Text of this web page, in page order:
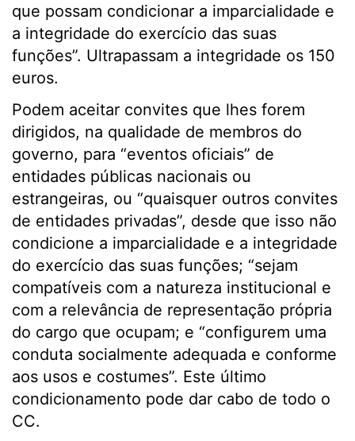
que possam condicionar a imparcialidade e
a integridade do exercício das suas
funções”. Ultrapassam a integridade os 150
euros.
Podem aceitar convites que lhes forem
dirigidos, na qualidade de membros do
governo, para “eventos oficiais” de
entidades públicas nacionais ou
estrangeiras, ou “quaisquer outros convites
de entidades privadas”, desde que isso não
condicione a imparcialidade e a integridade
do exercício das suas funções; “sejam
compatíveis com a natureza institucional e
com a relevância de representação própria
do cargo que ocupam; e “configurem uma
conduta socialmente adequada e conforme
aos usos e costumes”. Este último
condicionamento pode dar cabo de todo o
CC.